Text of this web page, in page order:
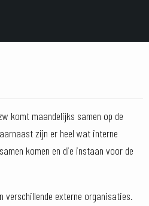
komt maandelijks samen op de
zijn er heel wat interne
komen en die instaan voor de
verschillende externe organisaties.